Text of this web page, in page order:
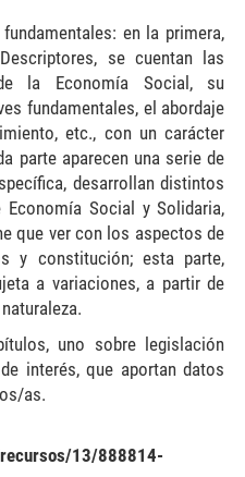
en la primera,
se cuentan las
la Economía Social, su
fundamentales, el abordaje
etc., con un carácter
parte aparecen una serie de
desarrollan distintos
Social y Solidaria,
que ver con los aspectos de
y constitución; esta parte,
a variaciones, a partir de
uno sobre legislación
interés, que aportan datos
as.
13/888814-